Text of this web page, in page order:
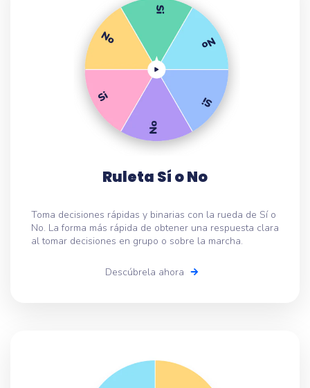
Ruleta Sí o No
Toma decisiones rápidas y binarias con la rueda de Sí o
No. La forma más rápida de obtener una respuesta clara
al tomar decisiones en grupo o sobre la marcha.
Descúbrela ahora